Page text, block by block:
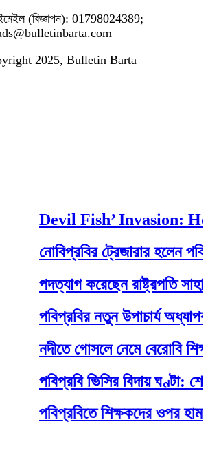
(বিজ্ঞাপন): 01798024389;
2025, Bulletin Barta
Devil Fish’ Invasion:
নোবিপ্রবির ট্রেজারার হলেন
পদত্যাগ করেছেন রাষ্ট্রপতি সাহাবুদ্দিন
পবিপ্রবির নতুন উপাচার্য অধ্যাপক
নদীতে গোসলে নেমে বেরোবি
পবিপ্রবি ভিসির বিদায় ঘণ্টা:
পবিপ্রবিতে শিক্ষকদের ওপর হামলা: